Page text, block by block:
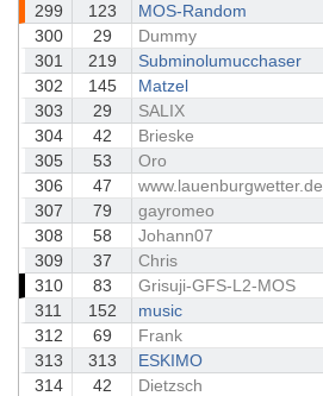
299
123 MOS-Random
300
29 Dummy
301
219 Subminolumucchaser
302
145 Matzel
303
29 SALIX
304
42 Brieske
305
53 Oro
306
47 www.lauenburgwetter.de
307
79 gayromeo
308
58 Johann07
309
37 Chris
310
83 Grisuji-GFS-L2-MOS
311
152 music
312
69 Frank
313
313 ESKIMO
314
42 Dietzsch